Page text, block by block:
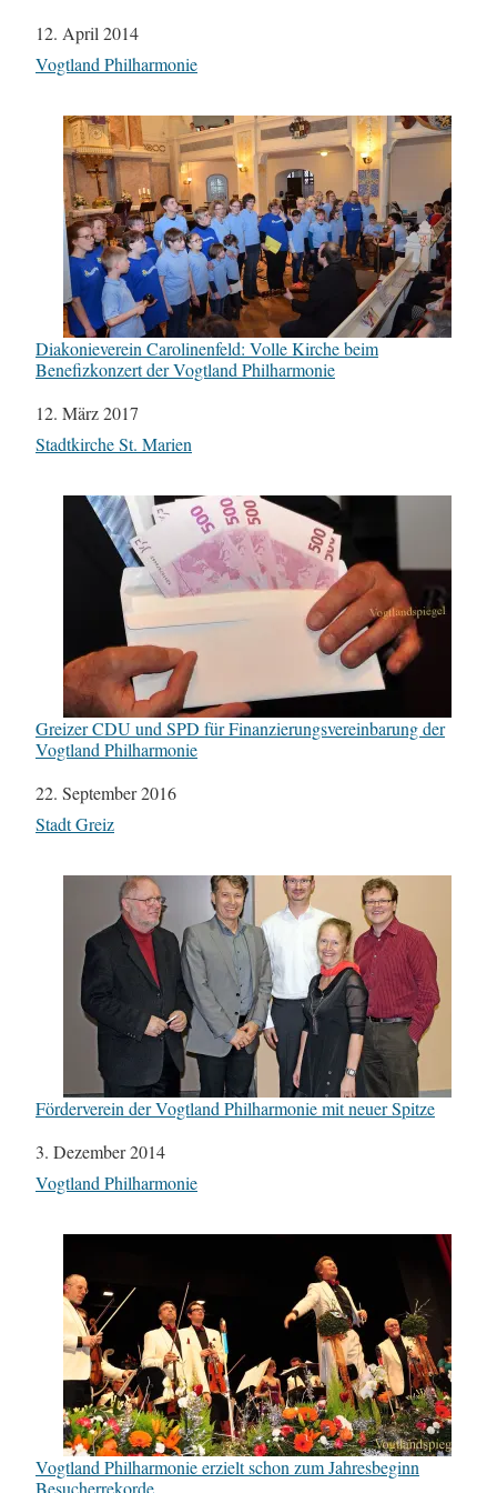
Datum
12. April 2014
In Bezug auf
Vogtland Philharmonie
Diakonieverein Carolinenfeld: Volle Kirche beim
Benefizkonzert der Vogtland Philharmonie
Datum
12. März 2017
In Bezug auf
Stadtkirche St. Marien
Greizer CDU und SPD für Finanzierungsvereinbarung der
Vogtland Philharmonie
Datum
22. September 2016
In Bezug auf
Stadt Greiz
Förderverein der Vogtland Philharmonie mit neuer Spitze
Datum
3. Dezember 2014
In Bezug auf
Vogtland Philharmonie
Vogtland Philharmonie erzielt schon zum Jahresbeginn